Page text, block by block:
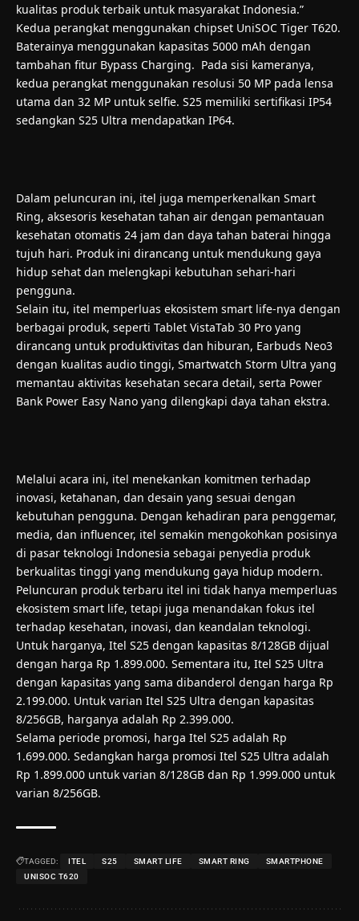
kualitas produk terbaik untuk masyarakat Indonesia.”
Kedua perangkat menggunakan chipset UniSOC Tiger T620.
Baterainya menggunakan kapasitas 5000 mAh dengan
tambahan fitur Bypass Charging. Pada sisi kameranya,
kedua perangkat menggunakan resolusi 50 MP pada lensa
utama dan 32 MP untuk selfie. S25 memiliki sertifikasi IP54
sedangkan S25 Ultra mendapatkan IP64.
Dalam peluncuran ini, itel juga memperkenalkan Smart
Ring, aksesoris kesehatan tahan air dengan pemantauan
kesehatan otomatis 24 jam dan daya tahan baterai hingga
tujuh hari. Produk ini dirancang untuk mendukung gaya
hidup sehat dan melengkapi kebutuhan sehari-hari
pengguna.
Selain itu, itel memperluas ekosistem smart life-nya dengan
berbagai produk, seperti Tablet VistaTab 30 Pro yang
dirancang untuk produktivitas dan hiburan, Earbuds Neo3
dengan kualitas audio tinggi, Smartwatch Storm Ultra yang
memantau aktivitas kesehatan secara detail, serta Power
Bank Power Easy Nano yang dilengkapi daya tahan ekstra.
Melalui acara ini, itel menekankan komitmen terhadap
inovasi, ketahanan, dan desain yang sesuai dengan
kebutuhan pengguna. Dengan kehadiran para penggemar,
media, dan influencer, itel semakin mengokohkan posisinya
di pasar teknologi Indonesia sebagai penyedia produk
berkualitas tinggi yang mendukung gaya hidup modern.
Peluncuran produk terbaru itel ini tidak hanya memperluas
ekosistem smart life, tetapi juga menandakan fokus itel
terhadap kesehatan, inovasi, dan keandalan teknologi.
Untuk harganya, Itel S25 dengan kapasitas 8/128GB dijual
dengan harga Rp 1.899.000. Sementara itu, Itel S25 Ultra
dengan kapasitas yang sama dibanderol dengan harga Rp
2.199.000. Untuk varian Itel S25 Ultra dengan kapasitas
8/256GB, harganya adalah Rp 2.399.000.
Selama periode promosi, harga Itel S25 adalah Rp
1.699.000. Sedangkan harga promosi Itel S25 Ultra adalah
Rp 1.899.000 untuk varian 8/128GB dan Rp 1.999.000 untuk
varian 8/256GB.
TAGGED: ITEL S25 SMART LIFE SMART RING
SMARTPHONE
UNISOC T620